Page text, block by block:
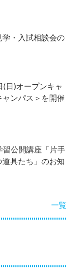
・入試相談会の
(日)オープンキャ
ンパス＞を開催
習公開講座「片手
具たち」のお知
一覧